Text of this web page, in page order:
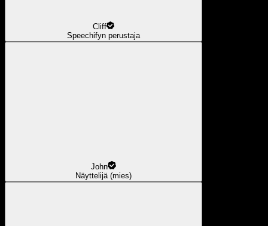
Cliff
Speechifyn perustaja
John
Näyttelijä (mies)